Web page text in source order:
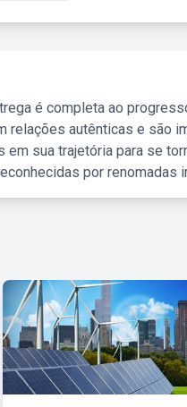
é completa ao
relações autênticas e são
sua trajetória para se
por renomadas